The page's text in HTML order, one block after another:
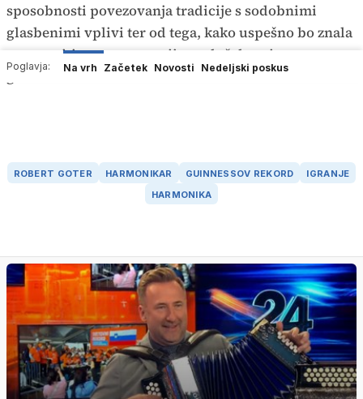
sposobnosti povezovanja tradicije s sodobnimi
glasbenimi vplivi ter od tega, kako uspešno bo znala
nagovoriti nove generacije poslušalcev in
glasbenikov.
Poglavja: Na vrh Začetek Novosti Nedeljski poskus
ROBERT GOTER HARMONIKAR GUINNESSOV REKORD
IGRANJE
HARMONIKA